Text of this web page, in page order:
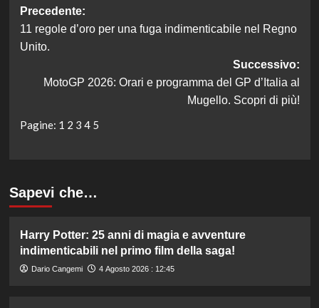
Navigazione
articolo
Precedente:
11 regole d’oro per una fuga indimenticabile nel Regno
Unito.
Successivo:
MotoGP 2026: Orari e programma del GP d’Italia al
Mugello. Scopri di più!
Pagine: 1 2 3 4 5
Sapevi che…
Harry Potter: 25 anni di magia e avventure
indimenticabili nel primo film della saga!
Dario Cangemi 4 Agosto 2026 : 12:45